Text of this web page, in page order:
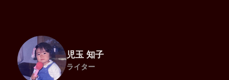
児玉 知子
ライター